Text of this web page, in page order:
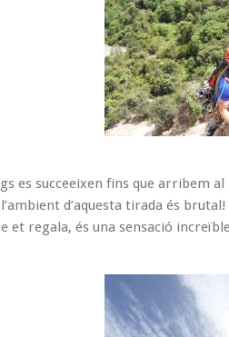
es succeeixen fins que arribem
l’ambient d’aquesta tirada és
et regala, és una sensació